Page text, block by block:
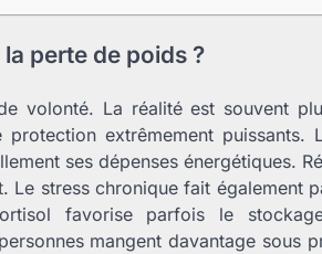
perte de poids ?
volonté. La réalité est souvent
extrêmement puissants.
ses dépenses énergétiques.
stress chronique fait également
favorise parfois le
mangent davantage sous